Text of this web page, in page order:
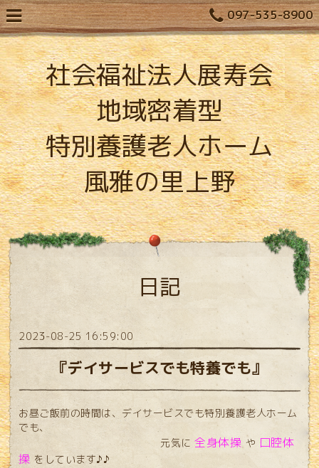
097-535-8900
社会福祉法人展寿会
地域密着型
特別養護老人ホーム
風雅の里上野
日記
2023-08-25 16:59:00
『デイサービスでも特養でも』
お昼ご飯前の時間は、デイサービスでも特別養護老人ホーム
でも、
元気に全身体操 や 口腔体
操 をしています♪♪